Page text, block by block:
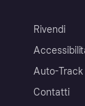
Rivendi
Auto-Track
Contatti